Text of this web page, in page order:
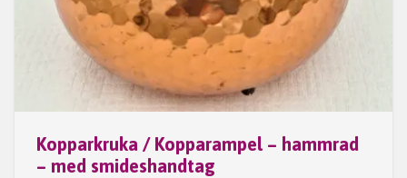
Kopparkruka / Kopparampel – hammrad
– med smideshandtag